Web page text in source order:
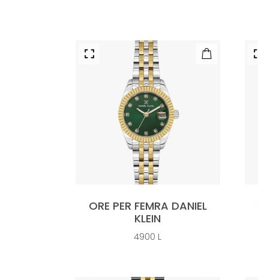
ORE PER FEMRA DANIEL
KLEIN
4900 L